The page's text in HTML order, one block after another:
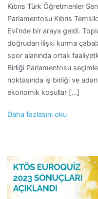
Kıbrıs Türk Öğretmenler
Parlamentosu Kıbrıs
Evi’nde bir araya geldi.
doğrudan ilişki kurma
spor alanında ortak
Birliği Parlamentosu
noktasında iş birliği ve
ekonomik koşullar […]
Daha fazlasını oku